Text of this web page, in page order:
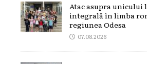
Atac asupra unicului
integrală în limba
regiunea Odesa
07.08.2026